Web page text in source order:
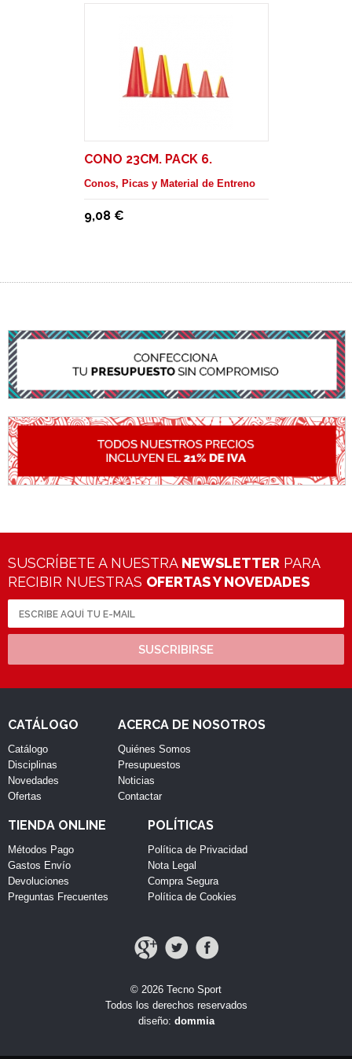
CONO 23CM. PACK 6.
Conos, Picas y Material de Entreno
9,08 €
SUSCRÍBETE A NUESTRA NEWSLETTER PARA
RECIBIR NUESTRAS OFERTAS Y NOVEDADES
SUSCRIBIRSE
CATÁLOGO
Catálogo
Disciplinas
Novedades
Ofertas
ACERCA DE NOSOTROS
Quiénes Somos
Presupuestos
Noticias
Contactar
TIENDA ONLINE
Métodos Pago
Gastos Envío
Devoluciones
Preguntas Frecuentes
POLÍTICAS
Política de Privacidad
Nota Legal
Compra Segura
Política de Cookies
© 2026 Tecno Sport
Todos los derechos reservados
diseño: dommia